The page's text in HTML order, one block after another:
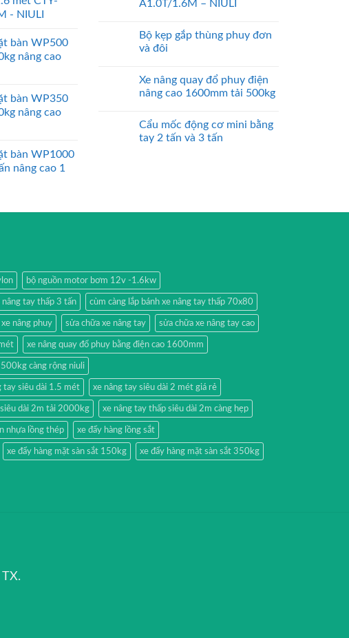
- NIULI
bàn WP500
nâng cao
bàn WP350
nâng cao
bàn WP1000
nâng cao 1
A1.0T/1.6M – NIULI
Bộ kẹp gắp thùng phuy đơn
và đôi
Xe nâng quay đổ phuy điện
nâng cao 1600mm tải 500kg
Cẩu mốc động cơ mini bằng
tay 2 tấn và 3 tấn
bộ nguồn motor bơm 12v -1.6kw
nâng tay thấp 3 tấn cùm càng lắp bánh xe nâng tay thấp 70x80
nâng phuy sửa chữa xe nâng tay sửa chữa xe nâng tay cao
xe nâng quay đổ phuy bằng điện cao 1600mm
càng rộng niuli
tay siêu dài 1.5 mét xe nâng tay siêu dài 2 mét giá rẻ
dài 2m tải 2000kg xe nâng tay thấp siêu dài 2m càng hẹp
nhựa lồng thép xe đẩy hàng lồng sắt
xe đẩy hàng mặt sàn sắt 150kg xe đẩy hàng mặt sàn sắt 350kg